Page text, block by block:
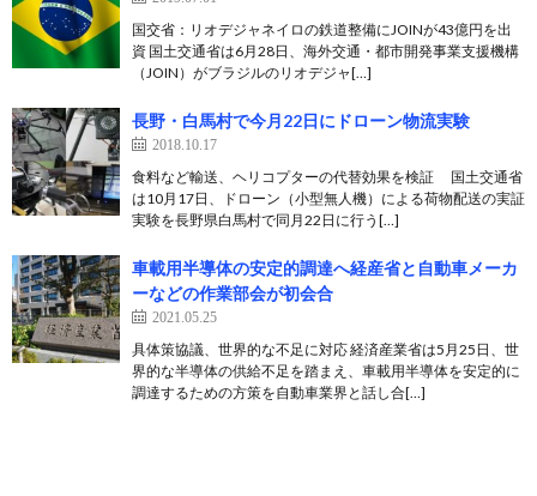
国交省：リオデジャネイロの鉄道整備にJOINが43億円を出
資 国土交通省は6月28日、海外交通・都市開発事業支援機構
（JOIN）がブラジルのリオデジャ[…]
長野・白馬村で今月22日にドローン物流実験
2018.10.17
食料など輸送、ヘリコプターの代替効果を検証 国土交通省
は10月17日、ドローン（小型無人機）による荷物配送の実証
実験を長野県白馬村で同月22日に行う[…]
車載用半導体の安定的調達へ経産省と自動車メーカ
ーなどの作業部会が初会合
2021.05.25
具体策協議、世界的な不足に対応 経済産業省は5月25日、世
界的な半導体の供給不足を踏まえ、車載用半導体を安定的に
調達するための方策を自動車業界と話し合[…]